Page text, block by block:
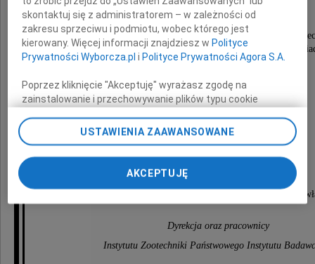
długoletniego pracownika naukowego Instytutu
zasłużonego Dyrektora Zootechnicznego Zakładu
w Grodźcu Śląskim.
Rodzinie i Najbliższym
składamy wyrazy głębokiego współczucia.
Nabożeństwo żałobne odbędzie się w sobotę
19 grudnia 2009 roku o godzinie 12.00
w kościele ewangelicko-augsburskim pw. św. Piotra i
Dyrekcja oraz pracownicy
Instytutu Zootechniki Państwowego Instytutu
skontaktuj się z administratorem – w zależności od
zakresu sprzeciwu i podmiotu, wobec którego jest
kierowany. Więcej informacji znajdziesz w Polityce
Prywatności Wyborcza.pl i Polityce Prywatności Agora S.A.
Poprzez kliknięcie "Akceptuję" wyrażasz zgodę na
zainstalowanie i przechowywanie plików typu cookie
na Twoim urządzeniu końcowym. Możesz też w każdej
chwili zmienić swoje preferencje dot. plików cookie,
ponownie wywołując narzędzie do zarządzania Twoimi
preferencjami dot. przetwarzania danych poprzez
odnośnik „Ustawienia prywatności” w stopce serwisu i
My, nasi Zaufani Partnerzy i Agora S.A. możemy
USTAWIENIA ZAAWANSOWANE
AKCEPTUJĘ